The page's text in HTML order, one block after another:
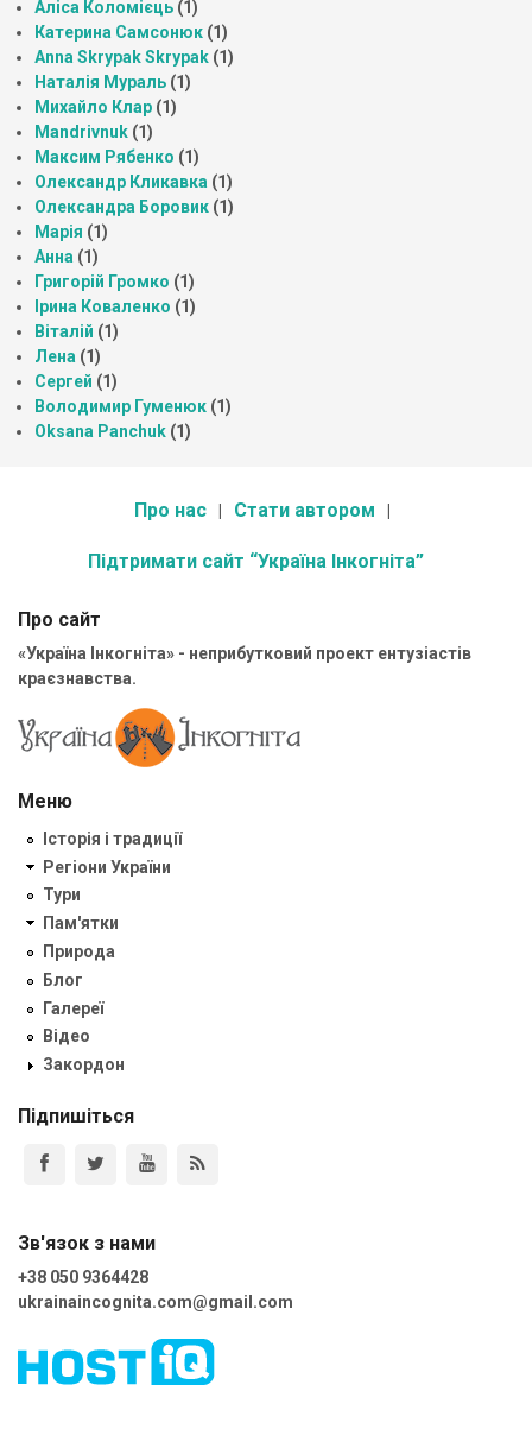
Аліса Коломієць (1)
Катерина Самсонюк (1)
Anna Skrypak Skrypak (1)
Наталія Мураль (1)
Михайло Клар (1)
Mandrivnuk (1)
Максим Рябенко (1)
Олександр Кликавка (1)
Олександра Боровик (1)
Марія (1)
Анна (1)
Григорій Громко (1)
Ірина Коваленко (1)
Віталій (1)
Лена (1)
Сергей (1)
Володимир Гуменюк (1)
Oksana Panchuk (1)
Про нас Стати автором
Підтримати сайт “Україна Інкогніта”
Про сайт
«Україна Інкогніта» - неприбутковий проект ентузіастів
краєзнавства.
Меню
Історія і традиції
Регіони України
Тури
Пам'ятки
Природа
Блог
Галереї
Відео
Закордон
Підпишіться
Зв'язок з нами
+38 050 9364428
ukrainaincognita.com@gmail.com